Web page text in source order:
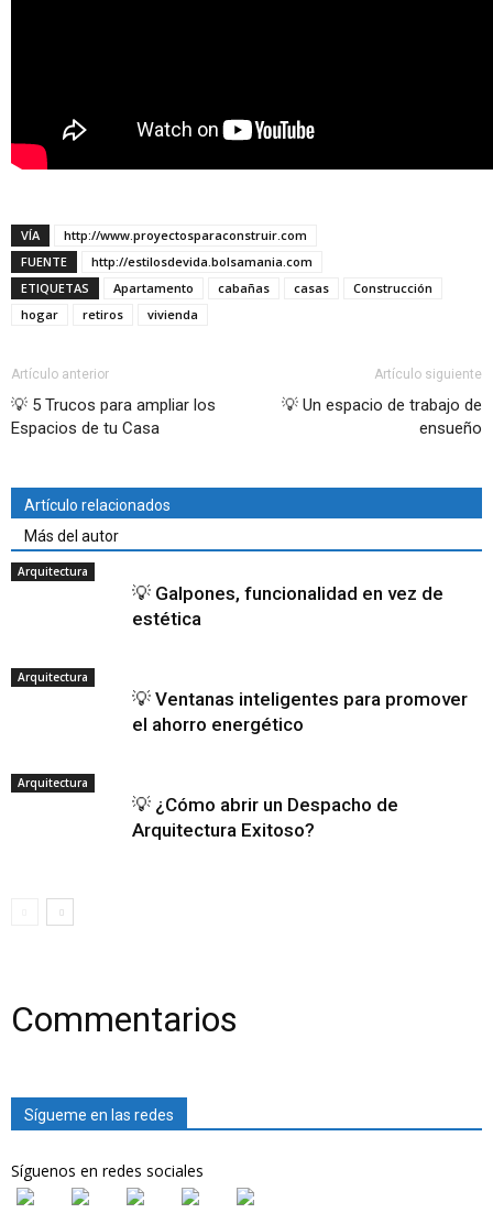
VÍA
http://www.proyectosparaconstruir.com
FUENTE
http://estilosdevida.bolsamania.com
ETIQUETAS
Apartamento cabañas casas
Construcción
hogar
retiros vivienda
Artículo anterior
💡 5 Trucos para ampliar los
Espacios de tu Casa
Artículo siguiente
💡 Un espacio de trabajo de
ensueño
Artículo relacionados
Más del autor
Arquitectura
💡 Galpones, funcionalidad en vez de
estética
Arquitectura
💡 Ventanas inteligentes para promover
el ahorro energético
Arquitectura
💡 ¿Cómo abrir un Despacho de
Arquitectura Exitoso?
Commentarios
Sígueme en las redes
Síguenos en redes sociales